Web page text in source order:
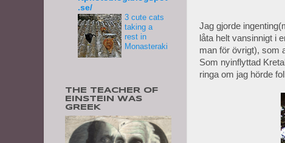
Jag gjorde
låta helt vansinnigt i
man för övrigt), som
Som nyinflyttad
ringa om jag hörde
.se/
3 cute cats
taking a
rest in
Monasteraki
THE TEACHER OF
EINSTEIN WAS
GREEK